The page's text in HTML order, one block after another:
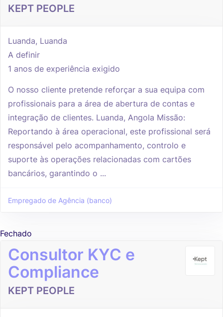
KEPT PEOPLE
Luanda, Luanda
A definir
1 anos de experiência exigido
O nosso cliente pretende reforçar a sua equipa com
profissionais para a área de abertura de contas e
integração de clientes. Luanda, Angola Missão:
Reportando à área operacional, este profissional será
responsável pelo acompanhamento, controlo e
suporte às operações relacionadas com cartões
bancários, garantindo o ...
Empregado de Agência (banco)
Fechado
Consultor KYC e
Compliance
KEPT PEOPLE